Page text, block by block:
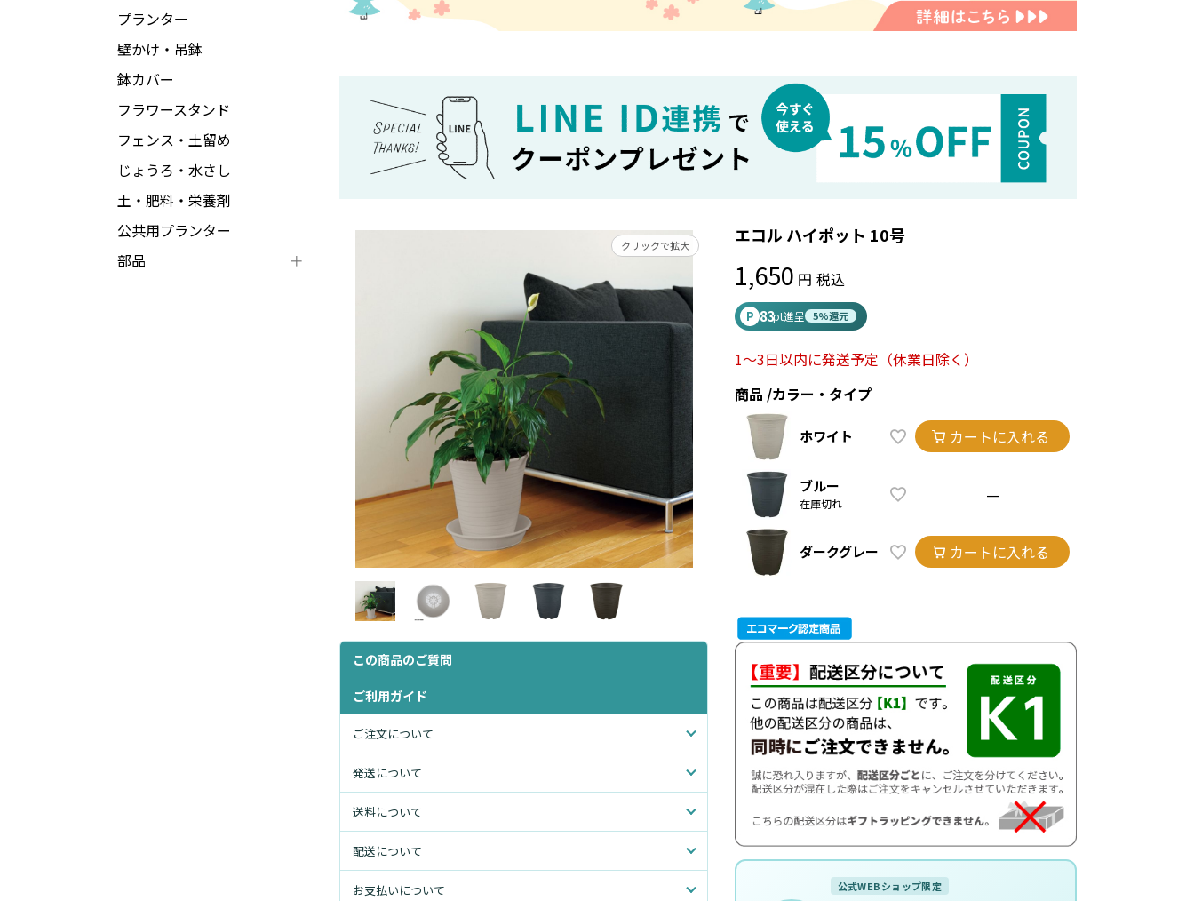
プランター
壁かけ・吊鉢
鉢カバー
フラワースタンド
フェンス・土留め
じょうろ・水さし
土・肥料・栄養剤
公共用プランター
部品
クリックで拡大
この商品のご質問
ご利用ガイド
ご注文について
発送について
送料について
配送について
お支払いについて
エコル ハイポット 10号
1,650 税込
P 83pt進呈 5%還元
1～3日以内に発送予定 （休業日除く）
商品 カラー・タイプ
ホワイト カートに入れる
ブルー
在庫切れ —
ダークグレー カートに入れる
公式WEBショップ限定